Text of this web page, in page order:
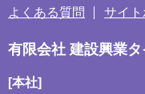
よくある質問 サイ
有限会社 建設興業
[本社]